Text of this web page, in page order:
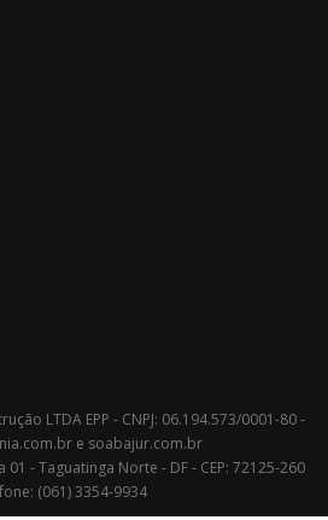
LTDA EPP - CNPJ: 06.194.573/0001-80 -
e soabajur.com.br
- Taguatinga Norte - DF - CEP: 72125-260
(061) 3354-9934